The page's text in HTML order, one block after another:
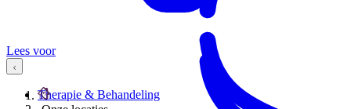
Therapie & Behandeling
Lees voor